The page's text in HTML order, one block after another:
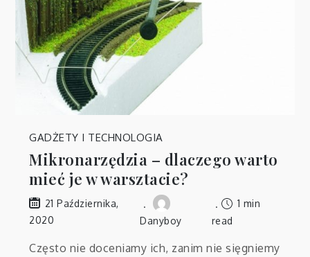
GADŻETY I TECHNOLOGIA
Mikronarzędzia – dlaczego warto
mieć je w warsztacie?
21 Października,
2020
Danyboy
1 min
read
Często nie doceniamy ich, zanim nie sięgniemy